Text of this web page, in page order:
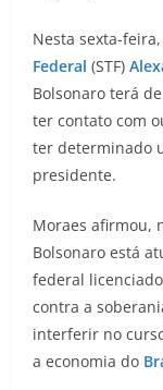
Nesta sexta-
Federal (STF)
Bolsonaro terá
ter contato com
ter determinado
presidente.
Moraes afirmou,
Bolsonaro está
federal licenciado
contra a
interferir no
a economia do